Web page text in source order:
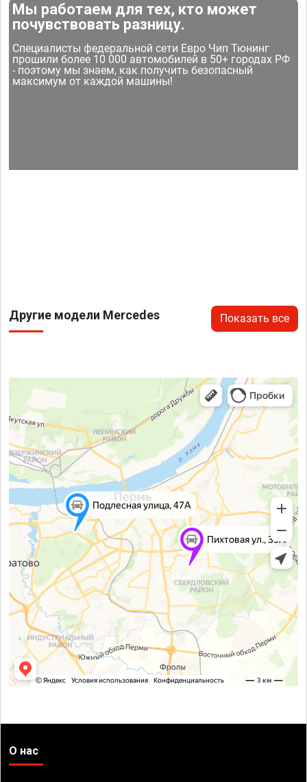
Мы работаем для тех, кто может
почувствовать разницу.
Специалисты федеральной сети Евро Чип Тюнинг
прошили более 10 000 автомобилей в 50+ городах РФ
- поэтому мы знаем, как получить безопасный
максимум от каждой машины!
Другие модели Mercedes Показать все
О нас